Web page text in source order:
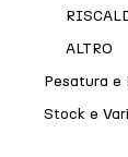
ALTRO
Pesatura e
Stock e